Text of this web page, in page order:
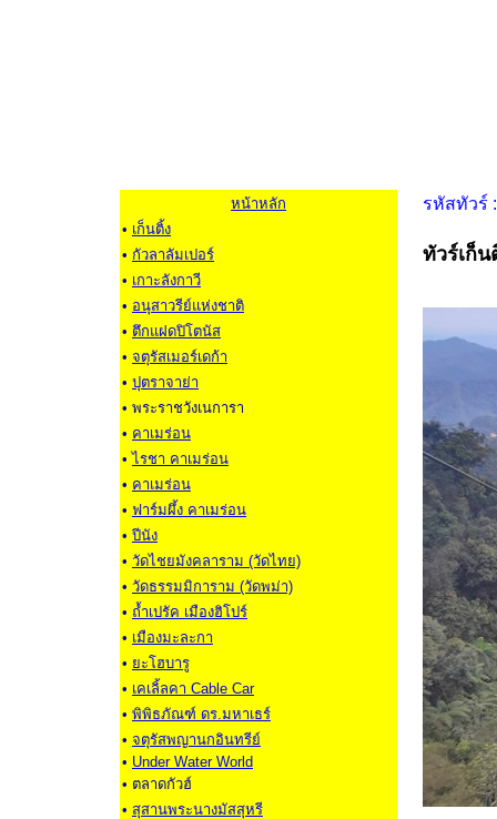
หน้าหลัก
• เก็นติ้ง
• กัวลาลัมเปอร์
• เกาะลังกาวี
• อนุสาวรีย์แห่งชาติ
• ตึกแฝดปิโตนัส
• จตุรัสเมอร์เดก้า
• ปุตราจาย่า
• พระราชวังเนการา
• คาเมร่อน
•ไรชา คาเมร่อน
• คาเมร่อน
• ฟาร์มผึ้ง คาเมร่อน
• ปีนัง
• วัดไชยมังคลาราม (วัดไทย)
• วัดธรรมมิการาม (วัดพม่า)
• ถ้ำเปรัค เมืองฮิโปร์
• เมืองมะละกา
• ยะโฮบารู
• เคเลิ้ลคา Cable Car
• พิพิธภัณฑ์ ดร.มหาเธร์
• จตุรัสพญานกอินทรีย์
• Under Water World
• ตลาดกัวฮ์
• สุสานพระนางมัสสุหรี
รหัสทัวร์
ทัวร์เก็